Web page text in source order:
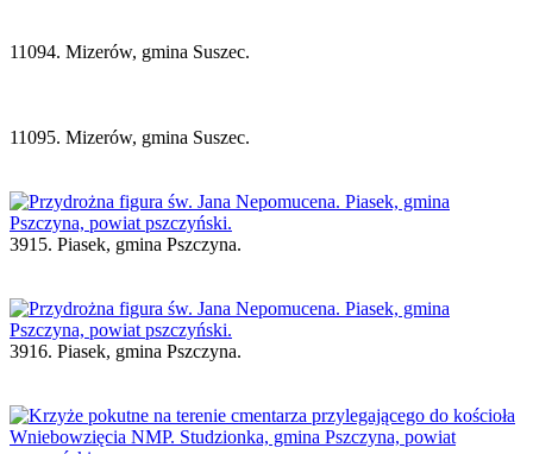
11094. Mizerów, gmina Suszec.
11095. Mizerów, gmina Suszec.
3915. Piasek, gmina Pszczyna.
3916. Piasek, gmina Pszczyna.